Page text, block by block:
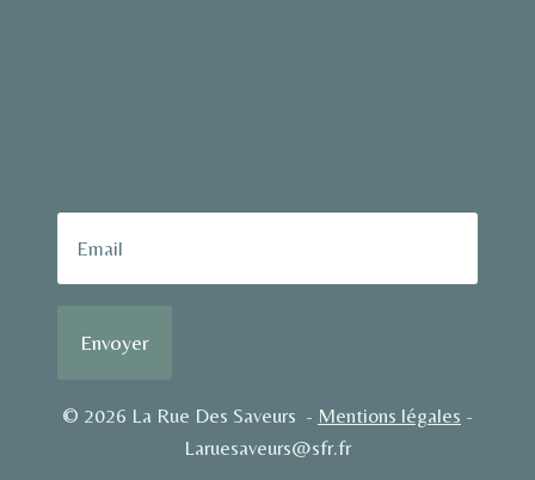
© 2026 La Rue Des Saveurs - Mentions légales -
Laruesaveurs@sfr.fr
Envoyer